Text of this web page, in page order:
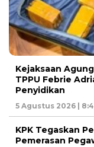
Kejaksaan
TPPU Febrie
Penyidikan
5 Agustus 2026 |
KPK Tegaskan
Pemerasan